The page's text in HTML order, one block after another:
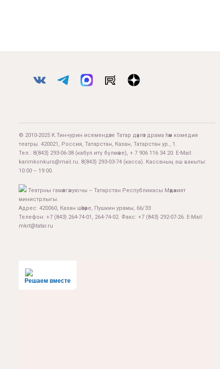
© 2010-2025 К.Тинчурин исемендәге Татар дәүләт драма һәм комедия
театры. 420021, Россия, Татарстан, Казан, Татарстан ур., 1.
Тел.: 8(843) 293-06-38 (кабул итү бүлмәсе), + 7 906 116 34 20. E-Mail:
karimkonkurs@mail.ru. 8(843) 293-03-74 (касса). Кассаның эш вакыты:
10:00 – 19:00.
Театрны гамәлгә куючы – Татарстан Республикасы Мәдәният
министрлыгы.
Адрес: 420060, Казан шәһәре, Пушкин урамы, 66/33
Телефон: +7 (843) 264-74-01, 264-74-02. Факс: +7 (843) 292-07-26. E-Mail:
mkrt@tatar.ru
Решаем вместе